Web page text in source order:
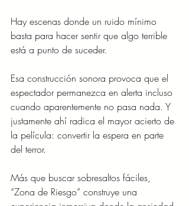
Hay escenas donde un ruido mínimo
basta para hacer sentir que algo terrible
está a punto de suceder.
Esa construcción sonora provoca que el
espectador permanezca en alerta incluso
cuando aparentemente no pasa nada. Y
justamente ahí radica el mayor acierto de
la película: convertir la espera en parte
del terror.
Más que buscar sobresaltos fáciles,
“Zona de Riesgo” construye una